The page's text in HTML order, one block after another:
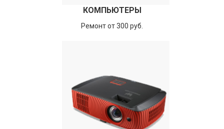
КОМПЬЮТЕРЫ
Ремонт от 300 руб.